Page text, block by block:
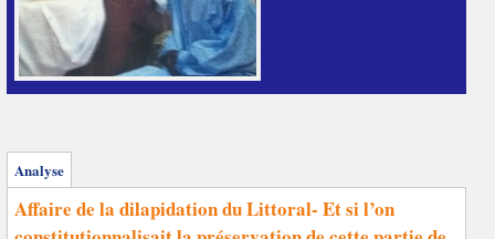
Analyse
Affaire de la dilapidation du Littoral- Et si l’on